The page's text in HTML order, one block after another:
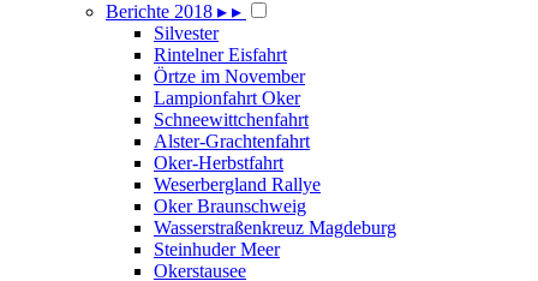
Berichte 2018 ▸ ▸
Silvester
Rintelner Eisfahrt
Örtze im November
Lampionfahrt Oker
Schneewittchenfahrt
Alster-Grachtenfahrt
Oker-Herbstfahrt
Weserbergland Rallye
Oker Braunschweig
Wasserstraßenkreuz Magdeburg
Steinhuder Meer
Okerstausee